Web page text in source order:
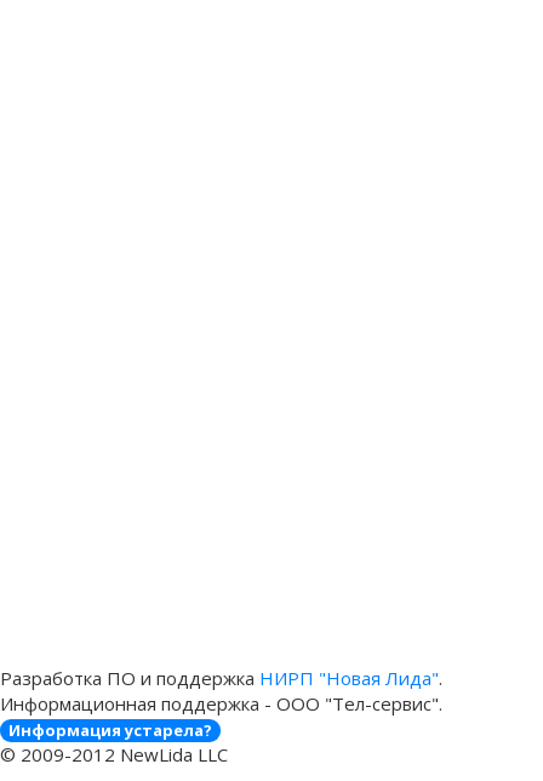
Разработка ПО и поддержка НИРП "Новая Лида".
Информационная поддержка - ООО "Тел-сервис".
Информация устарела?
© 2009-2012 NewLida LLC